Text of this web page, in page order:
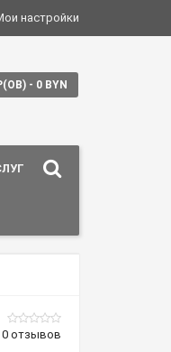
настройки
- 0 BYN
0 отзывов